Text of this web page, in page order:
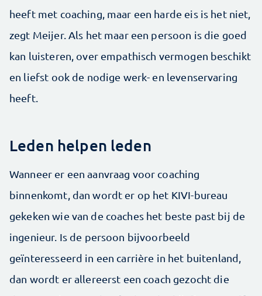
heeft met coaching, maar een harde eis is het niet,
zegt Meijer. Als het maar een persoon is die goed
kan luisteren, over empathisch vermogen beschikt
en liefst ook de nodige werk- en levenservaring
heeft.
Leden helpen leden
Wanneer er een aanvraag voor coaching
binnenkomt, dan wordt er op het KIVI-bureau
gekeken wie van de coaches het beste past bij de
ingenieur. Is de persoon bijvoorbeeld
geïnteresseerd in een carrière in het buitenland,
dan wordt er allereerst een coach gezocht die